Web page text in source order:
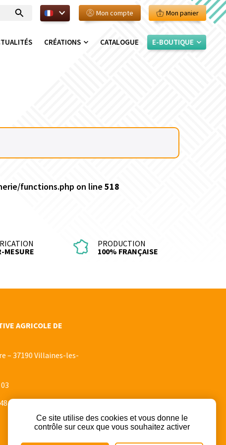
Entrer
recherche
FR. Mon compte Mon panier
CRÉATIONS CATALOGUE E-BOUTIQUE
functions.php on line518
MESURE
PRODUCTION
100% FRANÇAISE
AGRICOLE DE
– 37190 Villaines-les-
Ce site utilise des cookies et vous donne le
contrôle sur ceux que vous souhaitez activer